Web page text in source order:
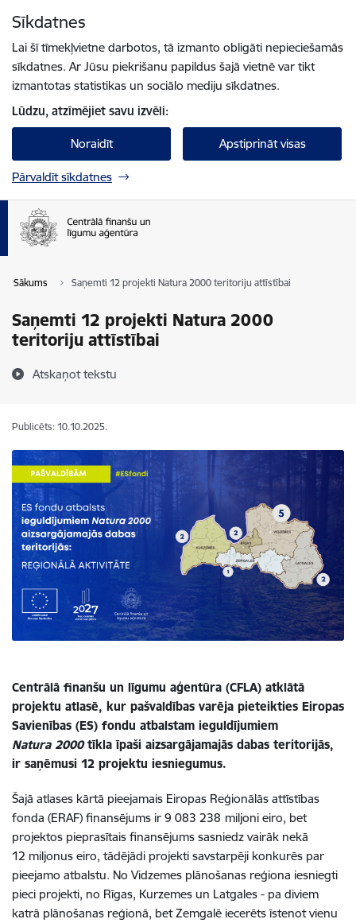
Sīkdatnes
Lai šī tīmekļvietne darbotos, tā izmanto obligāti nepieciešamās
sīkdatnes. Ar Jūsu piekrišanu papildus šajā vietnē var tikt
izmantotas statistikas un sociālo mediju sīkdatnes.
Lūdzu, atzīmējiet savu izvēli:
Noraidīt Apstiprināt visas
Pārvaldīt sīkdatnes
Sākums Saņemti 12 projekti Natura 2000 teritoriju attīstībai
Saņemti 12 projekti Natura 2000
teritoriju attīstībai
Atskaņot tekstu
Publicēts: 10.10.2025.
Centrālā finanšu un līgumu aģentūra (CFLA) atklātā
projektu atlasē, kur pašvaldības varēja pieteikties Eiropas
Savienības (ES) fondu atbalstam ieguldījumiem
Natura 2000tīkla īpaši aizsargājamajās dabas teritorijās,
ir saņēmusi 12 projektu iesniegumus.
Šajā atlases kārtā pieejamais Eiropas Reģionālās attīstības
fonda (ERAF) finansējums ir 9 083 238 miljoni eiro, bet
projektos pieprasītais finansējums sasniedz vairāk nekā
12 miljonus eiro, tādējādi projekti savstarpēji konkurēs par
pieejamo atbalstu. No Vidzemes plānošanas reģiona iesniegti
pieci projekti, no Rīgas, Kurzemes un Latgales - pa diviem
katrā plānošanas reģionā, bet Zemgalē iecerēts īstenot vienu